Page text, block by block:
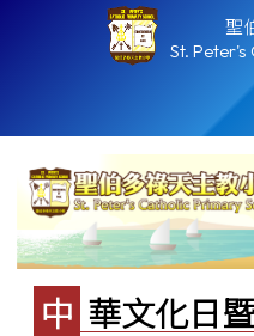
聖
St.
中華文化日